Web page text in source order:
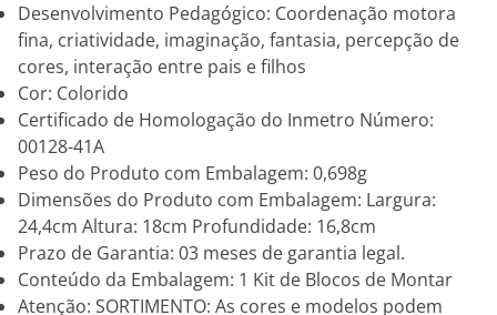
Desenvolvimento Pedagógico: Coordenação motora
fina, criatividade, imaginação, fantasia, percepção de
cores, interação entre pais e filhos
Cor: Colorido
Certificado de Homologação do Inmetro Número:
00128-41A
Peso do Produto com Embalagem: 0,698g
Dimensões do Produto com Embalagem: Largura:
24,4cm Altura: 18cm Profundidade: 16,8cm
Prazo de Garantia: 03 meses de garantia legal.
Conteúdo da Embalagem: 1 Kit de Blocos de Montar
Atenção: SORTIMENTO: As cores e modelos podem